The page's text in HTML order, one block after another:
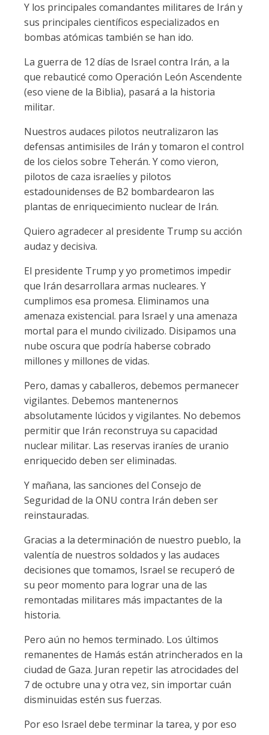
Y los principales comandantes militares de Irán y
sus principales científicos especializados en
bombas atómicas también se han ido.
La guerra de 12 días de Israel contra Irán, a la
que rebauticé como Operación León Ascendente
(eso viene de la Biblia), pasará a la historia
militar.
Nuestros audaces pilotos neutralizaron las
defensas antimisiles de Irán y tomaron el control
de los cielos sobre Teherán. Y como vieron,
pilotos de caza israelíes y pilotos
estadounidenses de B2 bombardearon las
plantas de enriquecimiento nuclear de Irán.
Quiero agradecer al presidente Trump su acción
audaz y decisiva.
El presidente Trump y yo prometimos impedir
que Irán desarrollara armas nucleares. Y
cumplimos esa promesa. Eliminamos una
amenaza existencial. para Israel y una amenaza
mortal para el mundo civilizado. Disipamos una
nube oscura que podría haberse cobrado
millones y millones de vidas.
Pero, damas y caballeros, debemos permanecer
vigilantes. Debemos mantenernos
absolutamente lúcidos y vigilantes. No debemos
permitir que Irán reconstruya su capacidad
nuclear militar. Las reservas iraníes de uranio
enriquecido deben ser eliminadas.
Y mañana, las sanciones del Consejo de
Seguridad de la ONU contra Irán deben ser
reinstauradas.
Gracias a la determinación de nuestro pueblo, la
valentía de nuestros soldados y las audaces
decisiones que tomamos, Israel se recuperó de
su peor momento para lograr una de las
remontadas militares más impactantes de la
historia.
Pero aún no hemos terminado. Los últimos
remanentes de Hamás están atrincherados en la
ciudad de Gaza. Juran repetir las atrocidades del
7 de octubre una y otra vez, sin importar cuán
disminuidas estén sus fuerzas.
Por eso Israel debe terminar la tarea, y por eso